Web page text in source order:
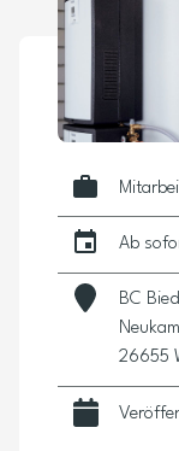
Ab
BC
26655